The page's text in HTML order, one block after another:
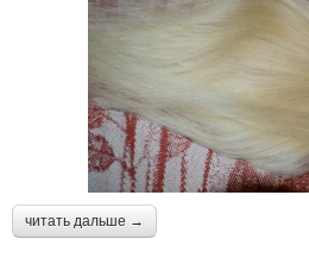
читать дальше →